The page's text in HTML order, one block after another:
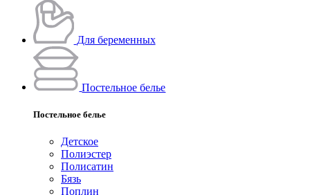
Для беременных
Постельное белье
Постельное белье
Детское
Полиэстeр
Полисатин
Бязь
Поплин